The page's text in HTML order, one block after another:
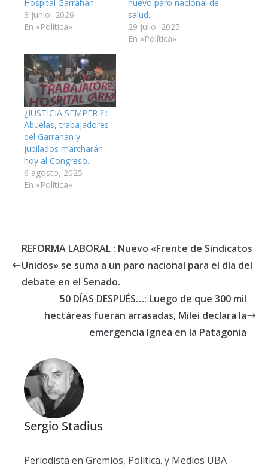
Hospital Garrahan
3 junio, 2026
En «Política»
nuevo paro nacional de
salud.
29 julio, 2025
En «Política»
¿IUSTICIA SEMPER ? :
Abuelas, trabajadores
del Garrahan y
jubilados marcharán
hoy al Congreso.-
6 agosto, 2025
En «Política»
REFORMA LABORAL : Nuevo «Frente de Sindicatos
Unidos» se suma a un paro nacional para el día del
debate en el Senado.
50 DÍAS DESPUÉS…: Luego de que 300 mil
hectáreas fueran arrasadas, Milei declara la
emergencia ígnea en la Patagonia
Sergio Stadius
Periodista en Gremios, Política. y Medios UBA -